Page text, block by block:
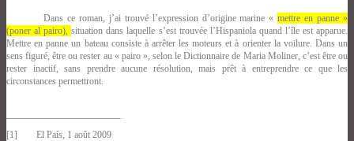
Dans ce roman, j’ai trouvé l’expression d’origine marine «mettre en panne »
(poner al pairo),situation dans laquelle s’est trouvée l’Hispaniola quand l’île est apparue.
Mettre en panne un bateau consiste à arrêter les moteurs et à orienter la voilure. Dans un
sens figuré, être ou rester au « pairo », selon le Dictionnaire de Maria Moliner, c’est être ou
rester inactif, sans prendre aucune résolution, mais prêt à entreprendre ce que les
circonstances permettront.
[1] El País, 1 août 2009